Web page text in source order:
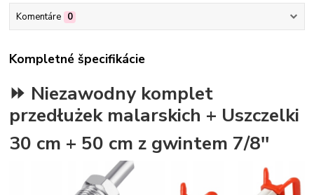
Komentáre 0
Kompletné špecifikácie
⏩ Niezawodny komplet
przedłużek malarskich + Uszczelki
30 cm + 50 cm z gwintem 7/8''